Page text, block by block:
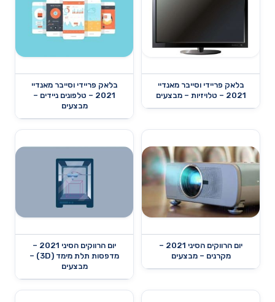
בלאק פריידי וסייבר מאנדיי
2021 – טלויזיות – מבצעים
בלאק פריידי וסייבר מאנדיי
2021 – טלפונים ניידים –
מבצעים
יום הרווקים הסיני 2021 –
מקרנים – מבצעים
יום הרווקים הסיני 2021 –
מדפסות תלת מימד (3D) –
מבצעים